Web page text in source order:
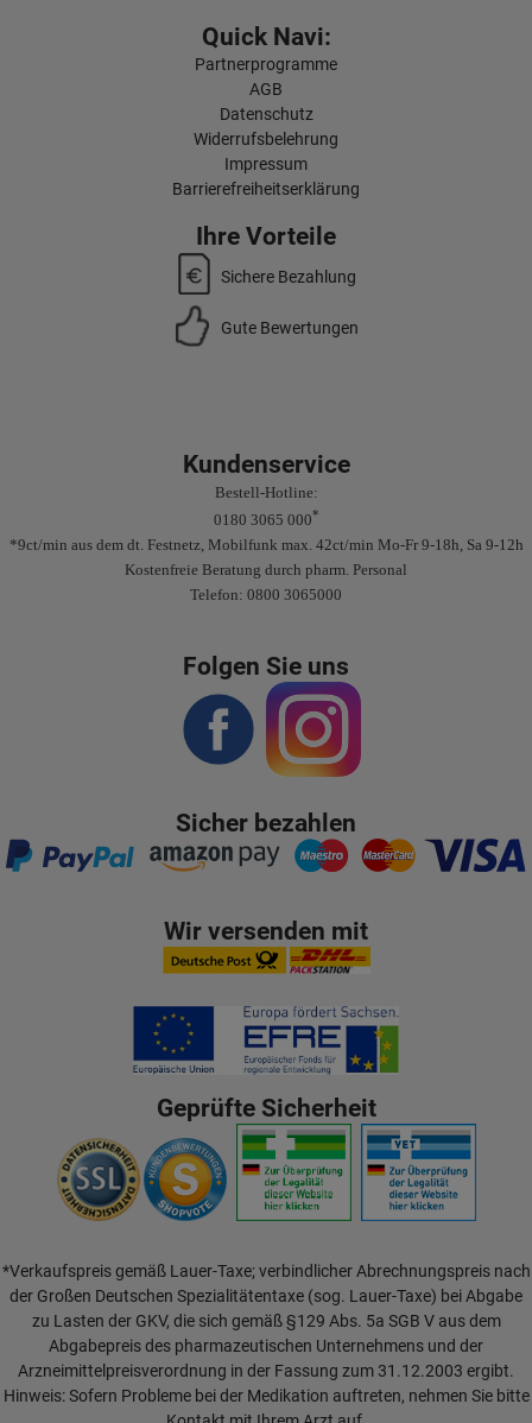
Quick Navi:
Partnerprogramme
AGB
Datenschutz
Widerrufsbelehrung
Impressum
Barrierefreiheitserklärung
Ihre Vorteile
Sichere Bezahlung
Gute Bewertungen
Kundenservice
Bestell-Hotline:
0180 3065 000*
*9ct/min aus dem dt. Festnetz, Mobilfunk max. 42ct/min Mo-Fr 9-18h, Sa 9-12h
Kostenfreie Beratung durch pharm. Personal
Telefon: 0800 3065000
Folgen Sie uns
Sicher bezahlen
Wir versenden mit
Geprüfte Sicherheit
*Verkaufspreis gemäß Lauer-Taxe; verbindlicher Abrechnungspreis nach
der Großen Deutschen Spezialitätentaxe (sog. Lauer-Taxe) bei Abgabe
zu Lasten der GKV, die sich gemäß §129 Abs. 5a SGB V aus dem
Abgabepreis des pharmazeutischen Unternehmens und der
Arzneimittelpreisverordnung in der Fassung zum 31.12.2003 ergibt.
Hinweis: Sofern Probleme bei der Medikation auftreten, nehmen Sie bitte